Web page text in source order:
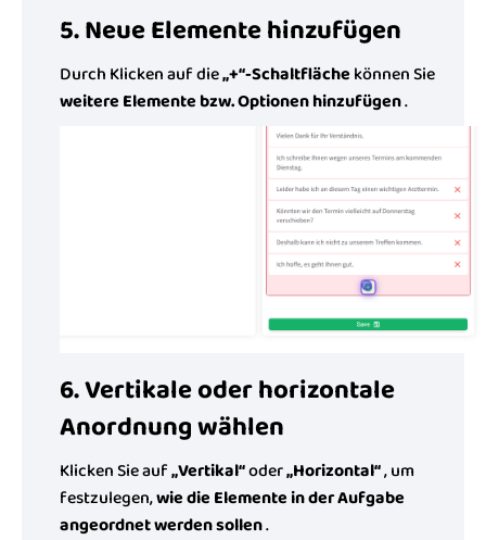
5. Neue Elemente hinzufügen
Durch Klicken auf die„+“-Schaltflächekönnen Sie
weitere Elemente bzw. Optionen hinzufügen.
6. Vertikale oder horizontale
Anordnung wählen
Klicken Sie auf„Vertikal“oder„Horizontal“, um
festzulegen,wie die Elemente in der Aufgabe
angeordnet werden sollen.